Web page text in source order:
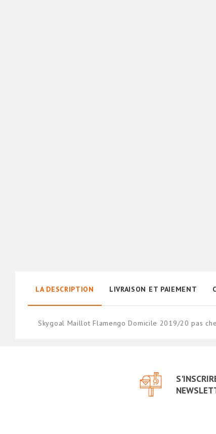
LA DESCRIPTION LIVRAISON ET PAIEMENT
Skygoal Maillot Flamengo Domicile 2019/20 pas